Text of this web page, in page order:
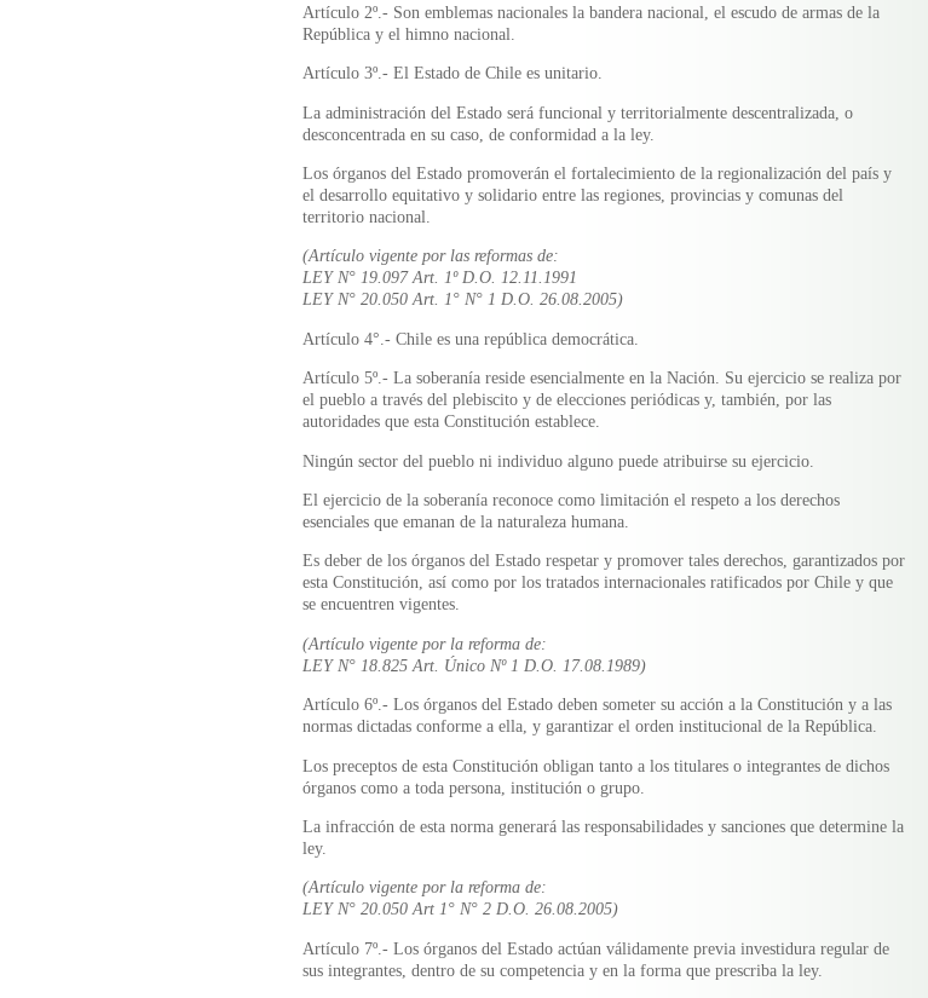
Artículo 2º.- Son emblemas nacionales la bandera nacional, el escudo de armas de la
República y el himno nacional.
Artículo 3º.- El Estado de Chile es unitario.
La administración del Estado será funcional y territorialmente descentralizada, o
desconcentrada en su caso, de conformidad a la ley.
Los órganos del Estado promoverán el fortalecimiento de la regionalización del país y
el desarrollo equitativo y solidario entre las regiones, provincias y comunas del
territorio nacional.
(Artículo vigente por las reformas de:
LEY N° 19.097 Art. 1º D.O. 12.11.1991
LEY N° 20.050 Art. 1° N° 1 D.O. 26.08.2005)
Artículo 4°.- Chile es una república democrática.
Artículo 5º.- La soberanía reside esencialmente en la Nación. Su ejercicio se realiza por
el pueblo a través del plebiscito y de elecciones periódicas y, también, por las
autoridades que esta Constitución establece.
Ningún sector del pueblo ni individuo alguno puede atribuirse su ejercicio.
El ejercicio de la soberanía reconoce como limitación el respeto a los derechos
esenciales que emanan de la naturaleza humana.
Es deber de los órganos del Estado respetar y promover tales derechos, garantizados por
esta Constitución, así como por los tratados internacionales ratificados por Chile y que
se encuentren vigentes.
(Artículo vigente por la reforma de:
LEY N° 18.825 Art. Único Nº 1 D.O. 17.08.1989)
Artículo 6º.- Los órganos del Estado deben someter su acción a la Constitución y a las
normas dictadas conforme a ella, y garantizar el orden institucional de la República.
Los preceptos de esta Constitución obligan tanto a los titulares o integrantes de dichos
órganos como a toda persona, institución o grupo.
La infracción de esta norma generará las responsabilidades y sanciones que determine la
ley.
(Artículo vigente por la reforma de:
LEY N° 20.050 Art 1° N° 2 D.O. 26.08.2005)
Artículo 7º.- Los órganos del Estado actúan válidamente previa investidura regular de
sus integrantes, dentro de su competencia y en la forma que prescriba la ley.